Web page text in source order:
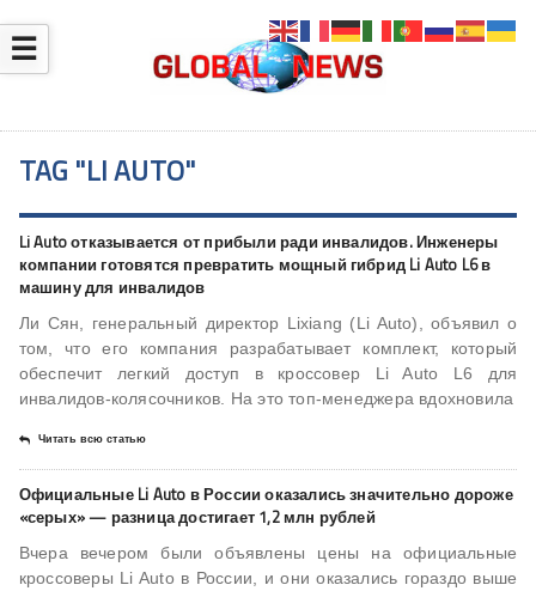
☰
TAG "LI AUTO"
Li Auto отказывается от прибыли ради инвалидов. Инженеры
компании готовятся превратить мощный гибрид Li Auto L6 в
машину для инвалидов
Ли Сян, генеральный директор Lixiang (Li Auto), объявил о
том, что его компания разрабатывает комплект, который
обеспечит легкий доступ в кроссовер Li Auto L6 для
инвалидов-колясочников. На это топ-менеджера вдохновила
Читать всю статью
Официальные Li Auto в России оказались значительно дороже
«серых» — разница достигает 1,2 млн рублей
Вчера вечером были объявлены цены на официальные
кроссоверы Li Auto в России, и они оказались гораздо выше